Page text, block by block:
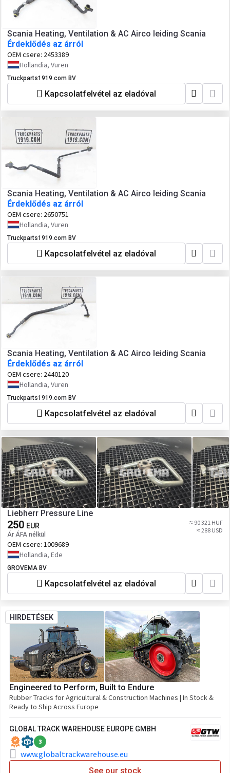
Scania Heating, Ventilation & AC Airco leiding Scania
Érdeklődés az árról
OEM csere: 2453389
Hollandia, Vuren
Truckparts1919.com BV
Kapcsolatfelvétel az eladóval
Scania Heating, Ventilation & AC Airco leiding Scania
Érdeklődés az árról
OEM csere: 2650751
Hollandia, Vuren
Truckparts1919.com BV
Kapcsolatfelvétel az eladóval
Scania Heating, Ventilation & AC Airco leiding Scania
Érdeklődés az árról
OEM csere: 2440120
Hollandia, Vuren
Truckparts1919.com BV
Kapcsolatfelvétel az eladóval
Liebherr Pressure Line
250 EUR
Ár ÁFA nélkül
≈ 90 321 HUF
≈ 288 USD
OEM csere: 1009689
Hollandia, Ede
GROVEMA BV
Kapcsolatfelvétel az eladóval
HIRDETÉSEK
Engineered to Perform, Built to Endure
Rubber Tracks for Agricultural & Construction Machines | In Stock &
Ready to Ship Across Europe
GLOBAL TRACK WAREHOUSE EUROPE GMBH
3
www.globaltrackwarehouse.eu
See our stock